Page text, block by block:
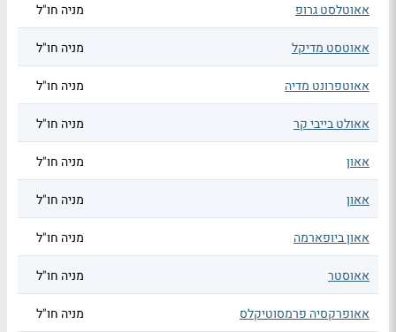
אאוטלסט גרופ מניה חו"ל
אאוטסט מדיקל מניה חו"ל
אאוטפרונט מדיה מניה חו"ל
אאולט בייבי קר מניה חו"ל
אאון מניה חו"ל
אאון מניה חו"ל
אאון ביופארמה מניה חו"ל
אאוסטר מניה חו"ל
אאופרקסיה פרמסוטיקלס מניה חו"ל